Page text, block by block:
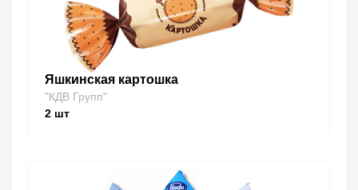
Яшкинская картошка
"КДВ Групп"
2 шт